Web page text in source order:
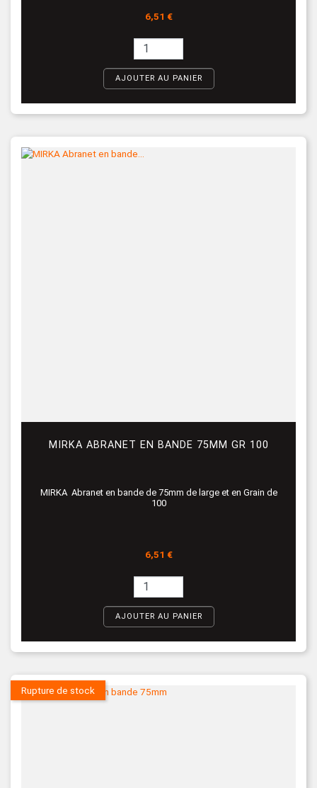
Prix
6,51 €
AJOUTER AU PANIER
MIRKA ABRANET EN BANDE 75MM GR 100
MIRKA Abranet en bande de 75mm de large et en Grain de
100
Prix
6,51 €
AJOUTER AU PANIER
Rupture de stock